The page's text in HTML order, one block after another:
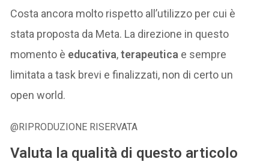
Costa ancora molto rispetto all’utilizzo per cui è
stata proposta da Meta. La direzione in questo
momento è educativa,terapeutica e sempre
limitata a task brevi e finalizzati, non di certo un
open world.
@RIPRODUZIONE RISERVATA
Valuta la qualità di questo articolo